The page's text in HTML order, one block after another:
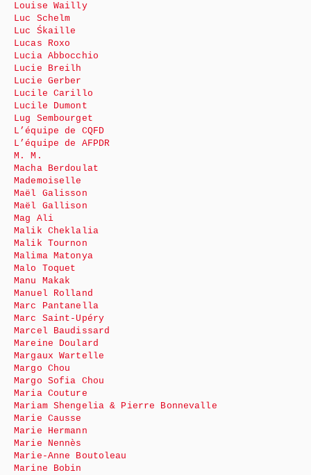
Louise Wailly
Luc Schelm
Luc Śkaille
Lucas Roxo
Lucia Abbocchio
Lucie Breilh
Lucie Gerber
Lucile Carillo
Lucile Dumont
Lug Sembourget
L’équipe de CQFD
L’équipe de AFPDR
M. M.
Macha Berdoulat
Mademoiselle
Maël Galisson
Maël Gallison
Mag Ali
Malik Cheklalia
Malik Tournon
Malima Matonya
Malo Toquet
Manu Makak
Manuel Rolland
Marc Pantanella
Marc Saint-Upéry
Marcel Baudissard
Mareine Doulard
Margaux Wartelle
Margo Chou
Margo Sofia Chou
Maria Couture
Mariam Shengelia & Pierre Bonnevalle
Marie Causse
Marie Hermann
Marie Nennès
Marie-Anne Boutoleau
Marine Bobin